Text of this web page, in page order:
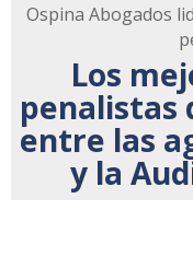
Ospina Abogados
Los
penalistas
entre las
y la